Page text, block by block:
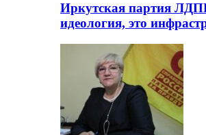
Иркутская партия
идеология, это